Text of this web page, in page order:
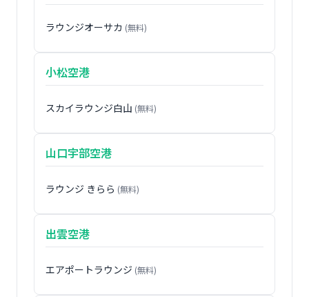
ラウンジオーサカ (無料)
小松空港
スカイラウンジ白山 (無料)
山口宇部空港
ラウンジ きらら (無料)
出雲空港
エアポートラウンジ (無料)